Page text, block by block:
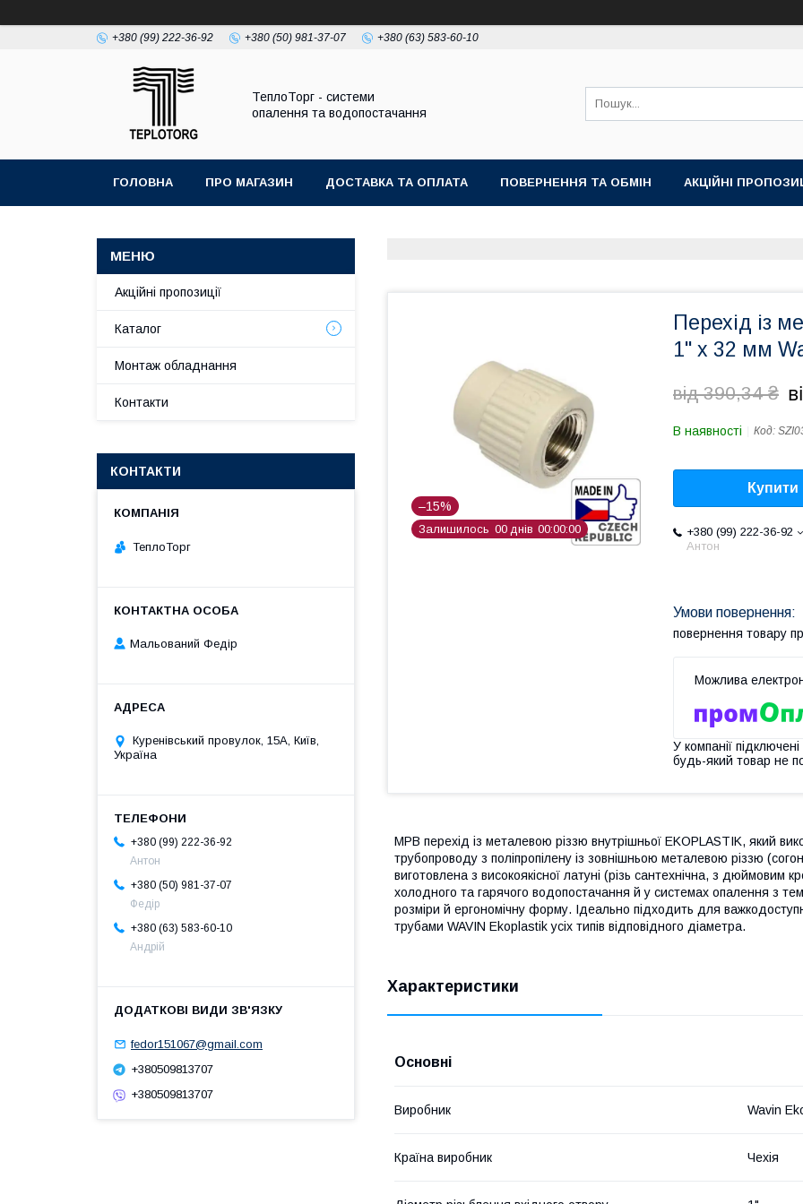
+380 (99) 222-36-92 +380 (50) 981-37-07 +380 (63) 583-60-10
ТеплоТорг - системи
опалення та водопостачання
ГОЛОВНА ПРО МАГАЗИН ДОСТАВКА ТА ОПЛАТА ПОВЕРНЕННЯ ТА ОБМІН АКЦІЙНІ
–15%
Залишилось 00 днів 00 00 00
Перехід із
1" x 32 мм
від 390,34 ₴
В наявності Код:
Купити
+380 (99) 222-36-92
Антон
повернення товару
У компанії
будь-який товар не
МРВ перехід із металевою різзю внутрішньої EKOPLASTIK, який
трубопроводу з поліпропілену із зовнішньою металевою різзю
виготовлена з високоякісної латуні (різь сантехнічна, з дюймовим
холодного та гарячого водопостачання й у системах опалення з
розміри й ергономічну форму. Ідеально підходить для
трубами WAVIN Ekoplastik усіх типів відповідного діаметра.
Характеристики
Основні
Виробник Wavin
Країна виробник Чехія
Акційні пропозиції
Каталог
Монтаж обладнання
Контакти
КОНТАКТИ
ТеплоТорг
Мальований Федір
Куренівський провулок, 15А, Київ,
Україна
+380 (99) 222-36-92
Антон
+380 (50) 981-37-07
Федір
+380 (63) 583-60-10
Андрій
fedor151067@gmail.com
+380509813707
+380509813707